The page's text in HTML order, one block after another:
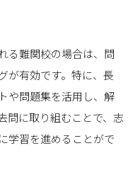
る難関校の場合は、問
が有効です。特に、長
や問題集を活用し、解
問に取り組むことで、志
学習を進めることがで